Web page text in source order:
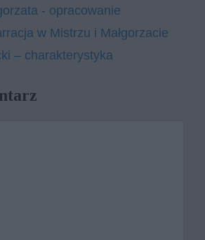
- opracowanie
w Mistrzu i Małgorzacie
– charakterystyka